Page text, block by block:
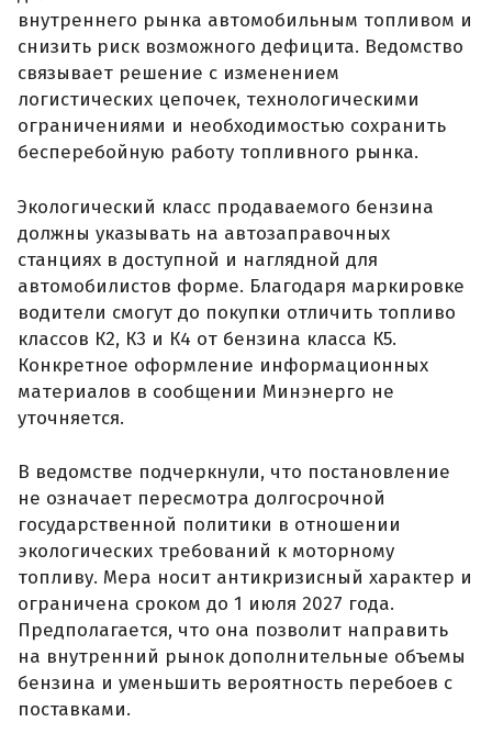
внутреннего рынка автомобильным топливом и
снизить риск возможного дефицита. Ведомство
связывает решение с изменением
логистических цепочек, технологическими
ограничениями и необходимостью сохранить
бесперебойную работу топливного рынка.
Экологический класс продаваемого бензина
должны указывать на автозаправочных
станциях в доступной и наглядной для
автомобилистов форме. Благодаря маркировке
водители смогут до покупки отличить топливо
классов К2, К3 и К4 от бензина класса К5.
Конкретное оформление информационных
материалов в сообщении Минэнерго не
уточняется.
В ведомстве подчеркнули, что постановление
не означает пересмотра долгосрочной
государственной политики в отношении
экологических требований к моторному
топливу. Мера носит антикризисный характер и
ограничена сроком до 1 июля 2027 года.
Предполагается, что она позволит направить
на внутренний рынок дополнительные объемы
бензина и уменьшить вероятность перебоев с
поставками.